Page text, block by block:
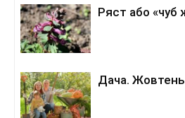
Ряст або «чуб
Дача.